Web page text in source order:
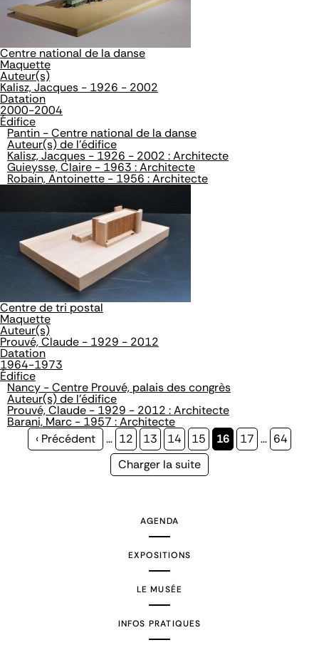
Centre national de la danse
Maquette
Auteur(s)
Kalisz, Jacques - 1926 - 2002
Datation
2000-2004
Édifice
Pantin - Centre national de la danse
Auteur(s) de l'édifice
Kalisz, Jacques - 1926 - 2002 : Architecte
Guieysse, Claire - 1963 : Architecte
Robain, Antoinette - 1956 : Architecte
Centre de tri postal
Maquette
Auteur(s)
Prouvé, Claude - 1929 - 2012
Datation
1964-1973
Édifice
Nancy - Centre Prouvé, palais des congrès
Auteur(s) de l'édifice
Prouvé, Claude - 1929 - 2012 : Architecte
Barani, Marc - 1957 : Architecte
Page
‹ Précédent … Page
12 Page
13 Page
14 Page
15
Page
16 Page
17 … Page
64
Page
Charger la suite
AGENDA
EXPOSITIONS
LE MUSÉE
INFOS PRATIQUES